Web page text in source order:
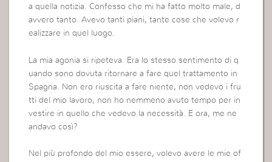
a quella notizia. Confesso che mi ha fatto molto male, d
avvero tanto. Avevo tanti piani, tante cose che volevo r
ealizzare in quel luogo.
La mia agonia si ripeteva. Era lo stesso sentimento di q
uando sono dovuta ritornare a fare quel trattamento in
Spagna. Non ero riuscita a fare niente, non vedevo i fru
tti del mio lavoro, non ho nemmeno avuto tempo per in
vestire in quello che vedevo la necessità. E ora, me ne
andavo così?
Nel più profondo del mio essere, volevo avere le mie of